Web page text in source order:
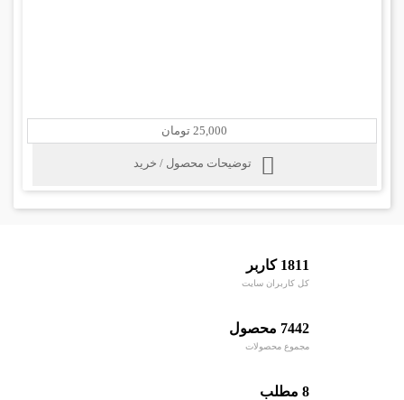
25,000 تومان
توضیحات محصول / خرید
1811 کاربر
کل کاربران سایت
7442 محصول
مجموع محصولات
8 مطلب